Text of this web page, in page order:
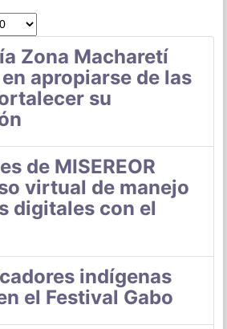
Zona Macharetí
apropiarse de las
su
de MISEREOR
virtual de manejo
digitales con el
indígenas
el Festival Gabo